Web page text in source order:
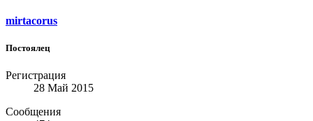
mirtacorus
Постоялец
Регистрация
28 Май 2015
Сообщения